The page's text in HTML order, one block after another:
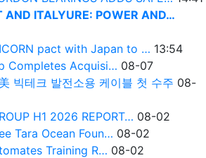
AND ITALYURE: POWER AND…
pact with Japan to … 13:54
Completes Acquisi… 08-07
빅테크 발전소용 케이블 첫 수주 08-
H1 2026 REPORT… 08-02
Tara Ocean Foun… 08-02
Training R… 08-02